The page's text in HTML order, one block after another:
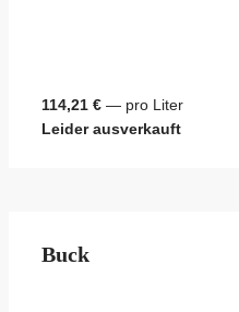
114,21 € — pro Liter
Leider ausverkauft
Buck